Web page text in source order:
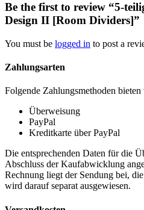
Be the first to review “5-
Design II [Room Dividers]”
You must be logged in to post a
Zahlungsarten
Folgende Zahlungsmethoden bieten
Überweisung
PayPal
Kreditkarte über PayPal
Die entsprechenden Daten für die
Abschluss der Kaufabwicklung
Rechnung liegt der Sendung bei,
wird darauf separat ausgewiesen.